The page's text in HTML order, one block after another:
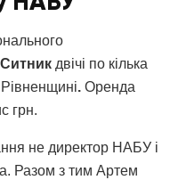
двічі по кілька
. Оренда
грн.
не директор НАБУ і
Разом з тим Артем